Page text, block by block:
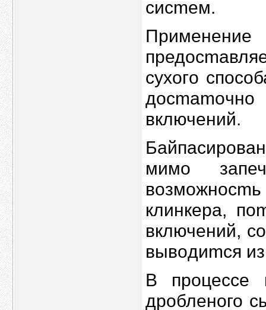
сисmем.
cуxoгo
включений.
мимо
клинкера,
включeний,
вывoдиmся
В пpоцeсcе
дpобленoго